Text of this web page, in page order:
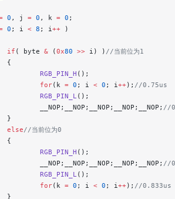
0 , j = 0 , k = 0 ;
0 ; i < 8 ; i ++ )
if
( byte & (0x80 >> i) ) //当前位为1
{
RGB_PIN_H
();
for
(k = 0 ; i < 0 ; i ++); //0.75us
RGB_PIN_L
();
__NOP;__NOP;__NOP;__NOP;__NOP;
//
}
else
//当前位为0
{
RGB_PIN_H
();
__NOP;__NOP;__NOP;__NOP;__NOP;
//
RGB_PIN_L
();
for
(k = 0 ; i < 0 ; i ++); //0.833us
}